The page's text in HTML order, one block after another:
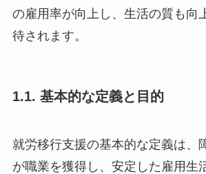
の雇用率が向上し、生活の質も向
待されます。
1.1. 基本的な定義と目的
就労移行支援の基本的な定義は、
が職業を獲得し、安定した雇用生